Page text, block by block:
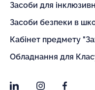
Засоби для
Засоби безпеки в
Кабінет предмету
Обладнання для
LinkedInInstagramFacebook